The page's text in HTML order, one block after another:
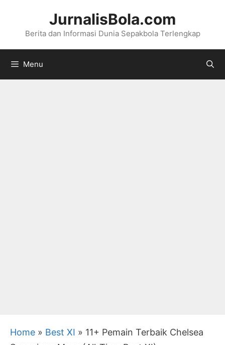
JurnalisBola.com
Berita dan Informasi Dunia Sepakbola Terlengkap
Menu
Home » Best XI » 11+ Pemain Terbaik Chelsea